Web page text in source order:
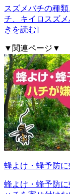
スズメバチの種
チ、キイロスズ
きを読む]
▼関連ページ▼
蜂よけ・蜂予防
蜂よけ・蜂予防